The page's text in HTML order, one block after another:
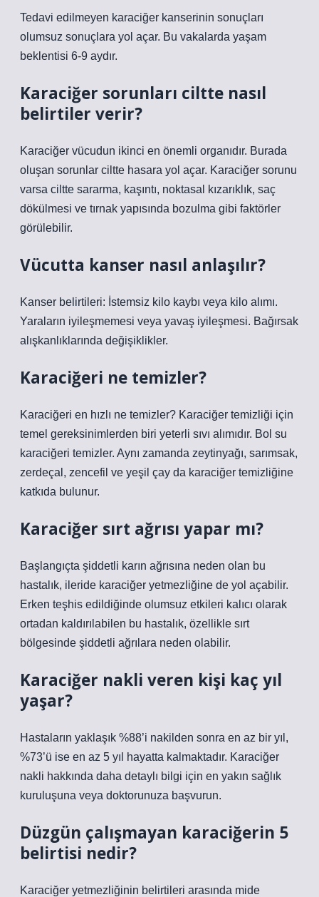
Tedavi edilmeyen karaciğer kanserinin sonuçları
olumsuz sonuçlara yol açar. Bu vakalarda yaşam
beklentisi 6-9 aydır.
Karaciğer sorunları ciltte nasıl
belirtiler verir?
Karaciğer vücudun ikinci en önemli organıdır. Burada
oluşan sorunlar ciltte hasara yol açar. Karaciğer sorunu
varsa ciltte sararma, kaşıntı, noktasal kızarıklık, saç
dökülmesi ve tırnak yapısında bozulma gibi faktörler
görülebilir.
Vücutta kanser nasıl anlaşılır?
Kanser belirtileri: İstemsiz kilo kaybı veya kilo alımı.
Yaraların iyileşmemesi veya yavaş iyileşmesi. Bağırsak
alışkanlıklarında değişiklikler.
Karaciğeri ne temizler?
Karaciğeri en hızlı ne temizler? Karaciğer temizliği için
temel gereksinimlerden biri yeterli sıvı alımıdır. Bol su
karaciğeri temizler. Aynı zamanda zeytinyağı, sarımsak,
zerdeçal, zencefil ve yeşil çay da karaciğer temizliğine
katkıda bulunur.
Karaciğer sırt ağrısı yapar mı?
Başlangıçta şiddetli karın ağrısına neden olan bu
hastalık, ileride karaciğer yetmezliğine de yol açabilir.
Erken teşhis edildiğinde olumsuz etkileri kalıcı olarak
ortadan kaldırılabilen bu hastalık, özellikle sırt
bölgesinde şiddetli ağrılara neden olabilir.
Karaciğer nakli veren kişi kaç yıl
yaşar?
Hastaların yaklaşık %88’i nakilden sonra en az bir yıl,
%73’ü ise en az 5 yıl hayatta kalmaktadır. Karaciğer
nakli hakkında daha detaylı bilgi için en yakın sağlık
kuruluşuna veya doktorunuza başvurun.
Düzgün çalışmayan karaciğerin 5
belirtisi nedir?
Karaciğer yetmezliğinin belirtileri arasında mide